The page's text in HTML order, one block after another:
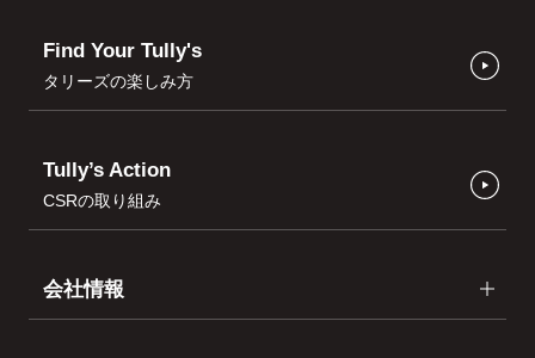
Find Your Tully's
タリーズの楽しみ方
Tully’s Action
CSRの取り組み
会社情報